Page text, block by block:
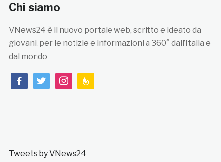
Chi siamo
VNews24 è il nuovo portale web, scritto e ideato da
giovani, per le notizie e informazioni a 360° dall’Italia e
dal mondo
facebooktwitterinstagramfeedburner
Tweets by VNews24